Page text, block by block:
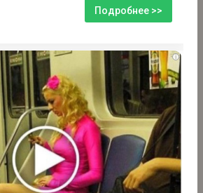
Подробнее >>
i